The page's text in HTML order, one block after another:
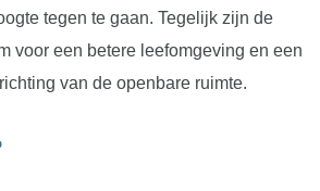
tegen te gaan. Tegelijk zijn de
voor een betere leefomgeving en een
van de openbare ruimte.